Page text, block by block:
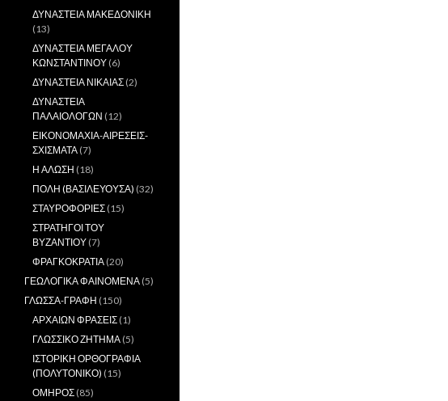
ΔΥΝΑΣΤΕΙΑ ΜΑΚΕΔΟΝΙΚΗ
(13)
ΔΥΝΑΣΤΕΙΑ ΜΕΓΑΛΟΥ
ΚΩΝΣΤΑΝΤΙΝΟΥ (6)
ΔΥΝΑΣΤΕΙΑ ΝΙΚΑΙΑΣ (2)
ΔΥΝΑΣΤΕΙΑ
ΠΑΛΑΙΟΛΟΓΩΝ (12)
ΕΙΚΟΝΟΜΑΧΙΑ-ΑΙΡΕΣΕΙΣ-
ΣΧΙΣΜΑΤΑ (7)
Η ΑΛΩΣΗ (18)
ΠΟΛΗ (ΒΑΣΙΛΕΥΟΥΣΑ) (32)
ΣΤΑΥΡΟΦΟΡΙΕΣ (15)
ΣΤΡΑΤΗΓΟΙ ΤΟΥ
ΒΥΖΑΝΤΙΟΥ (7)
ΦΡΑΓΚΟΚΡΑΤΙΑ (20)
ΓΕΩΛΟΓΙΚΑ ΦΑΙΝΟΜΕΝΑ (5)
ΓΛΩΣΣΑ-ΓΡΑΦΗ (150)
ΑΡΧΑΙΩΝ ΦΡΑΣΕΙΣ (1)
ΓΛΩΣΣΙΚΟ ΖΗΤΗΜΑ (5)
ΙΣΤΟΡΙΚΗ ΟΡΘΟΓΡΑΦΙΑ
(ΠΟΛΥΤΟΝΙΚΟ) (15)
ΟΜΗΡΟΣ (85)